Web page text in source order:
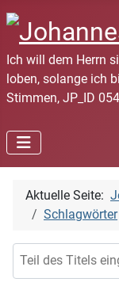
Ich will dem Herrn
loben, solange ich
Stimmen, JP_ID
Aktuelle Seite:
Schlagwörter